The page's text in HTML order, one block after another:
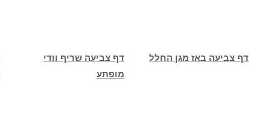
דף צביעה שריף וודי
מופתע
דף צביעה באז מגן החלל